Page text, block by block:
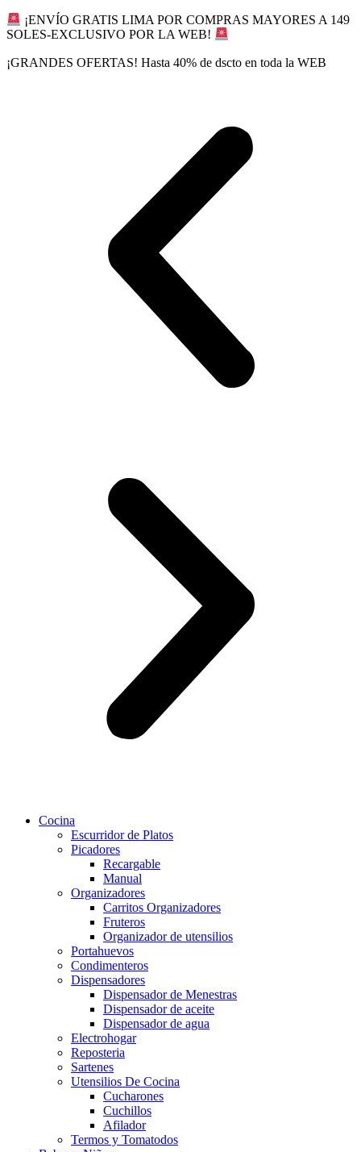
Ir
al
¡ENVÍO GRATIS LIMA POR COMPRAS MAYORES A 149
SOLES-EXCLUSIVO POR LA WEB!
¡GRANDES OFERTAS! Hasta 40% de dscto en toda la WEB
Cocina
Escurridor de Platos
Picadores
Recargable
Manual
Organizadores
Carritos Organizadores
Fruteros
Organizador de utensilios
Portahuevos
Condimenteros
Dispensadores
Dispensador de Menestras
Dispensador de aceite
Dispensador de agua
Electrohogar
Reposteria
Sartenes
Utensilios De Cocina
Cucharones
Cuchillos
Afilador
Termos y Tomatodos